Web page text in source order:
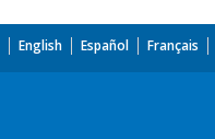
English Español Français